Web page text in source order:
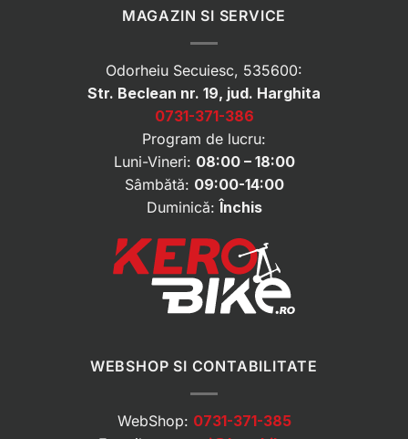
MAGAZIN SI SERVICE
Odorheiu Secuiesc, 535600:
Str. Beclean nr. 19, jud. Harghita
0731-371-386
Program de lucru:
Luni-Vineri: 08:00 – 18:00
Sâmbătă: 09:00-14:00
Duminică: Închis
WEBSHOP SI CONTABILITATE
WebShop: 0731-371-385